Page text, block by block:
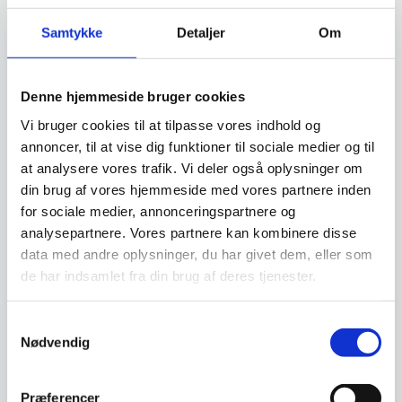
Samtykke Detaljer Om
Denne hjemmeside bruger cookies
Vi bruger cookies til at tilpasse vores indhold og
annoncer, til at vise dig funktioner til sociale medier og til
at analysere vores trafik. Vi deler også oplysninger om
din brug af vores hjemmeside med vores partnere inden
for sociale medier, annonceringspartnere og
analysepartnere. Vores partnere kan kombinere disse
data med andre oplysninger, du har givet dem, eller som
de har indsamlet fra din brug af deres tjenester.
Nødvendig
Præferencer
måske at lave netop den indretning du har
drømt om, men som måske er for dyr, hvis du
skulle betale den kontant. Vi hos
økonomisk interesse i at tilbyde dig dette ud
over vi finder det en god service. Og al
låntagning og leasing foregår direkte imellem
dig som kunde og en tredjepartner, som vi hos
restaurantinventar.dkhar udvalgt til at tilbyde
denne service.
Beregn og ansøg her
Vi prismatcher - Klik her